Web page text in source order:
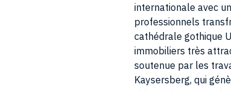
professionnels
cathédrale gothique
immobiliers très
soutenue par les
Kaysersberg, qui
viticole de